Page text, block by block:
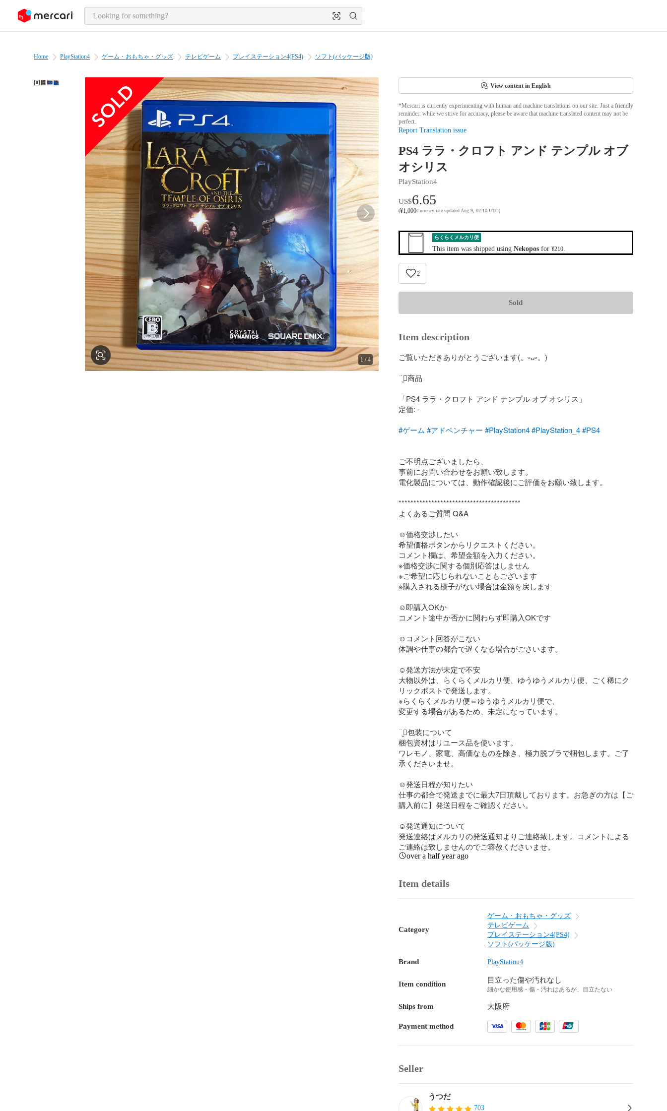
page content
Home PlayStation4 ゲーム・おもちゃ・グッズ テレビゲーム プレイステーション4(PS4) ソフト(パッケージ版)
1/4
View content in English
*Mercari is currently experimenting with human and machine translations on our site. Just a friendly
reminder: while we strive for accuracy, please be aware that machine translated content may not be
perfect.
Report Translation issue
PS4 ララ・クロフト アンド テンプル オブ
オシリス
PlayStation4
US$6.65
(¥1,000Currency rate updated Aug 9, 02:10 UTC)
らくらくメルカリ便
This item was shipped using Nekoposfor ¥210.
2
Sold
Item description
ご覧いただきありがとうございます(。ᵕᴗᵕ。)
¨̮⃝商品
「PS4 ララ・クロフト アンド テンプル オブ オシリス」
定価: -
#ゲーム #アドベンチャー #PlayStation4 #PlayStation_4 #PS4
ご不明点ございましたら、
事前にお問い合わせをお願い致します。
電化製品については、動作確認後にご評価をお願い致します。
*****************************************
よくあるご質問 Q&A
☺︎価格交渉したい
希望価格ボタンからリクエストください。
コメント欄は、希望金額を入力ください。
※価格交渉に関する個別応答はしません
※ご希望に応じられないこともございます
※購入される様子がない場合は金額を戻します
‪︎‬‪︎☺︎即購入OKか
コメント途中か否かに関わらず即購入OKです
‪︎‬‪︎☺︎コメント回答がこない
体調や仕事の都合で遅くなる場合がごさいます。
‪︎‬‪︎☺︎発送方法が未定で不安
大物以外は、らくらくメルカリ便、ゆうゆうメルカリ便、ごく稀にク
リックポストで発送します。
※らくらくメルカリ便⇔ゆうゆうメルカリ便で、
変更する場合があるため、未定になっています。
¨̮⃝包装について
梱包資材はリユース品を使います。
ワレモノ、家電、高価なものを除き、極力脱プラで梱包します。ご了
承くださいませ。
☺︎発送日程が知りたい
仕事の都合で発送までに最大7日頂戴しております。お急ぎの方は【ご
購入前に】発送日程をご確認ください。
☺︎発送通知について
発送連絡はメルカリの発送通知よりご連絡致します。コメントによる
ご連絡は致しませんのでご容赦くださいませ。
over a half year ago
Item details
Category
ゲーム・おもちゃ・グッズ
テレビゲーム
プレイステーション4(PS4)
ソフト(パッケージ版)
Brand PlayStation4
Item condition 目立った傷や汚れなし
細かな使用感・傷・汚れはあるが、目立たない
Ships from 大阪府
Payment method
Seller
うつだ
703